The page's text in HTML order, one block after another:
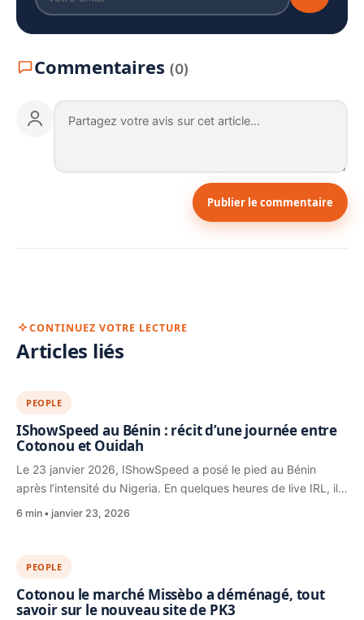
Commentaires (0)
Publier le commentaire
CONTINUEZ VOTRE LECTURE
Articles liés
PEOPLE
IShowSpeed au Bénin : récit d’une journée entre
Cotonou et Ouidah
Le 23 janvier 2026, IShowSpeed a posé le pied au Bénin
après l’intensité du Nigeria. En quelques heures de live IRL, il…
6 min janvier 23, 2026
PEOPLE
Cotonou le marché Missèbo a déménagé, tout
savoir sur le nouveau site de PK3